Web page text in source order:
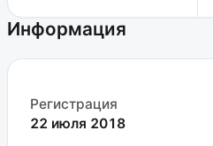
Информация
Регистрация
22 июля 2018